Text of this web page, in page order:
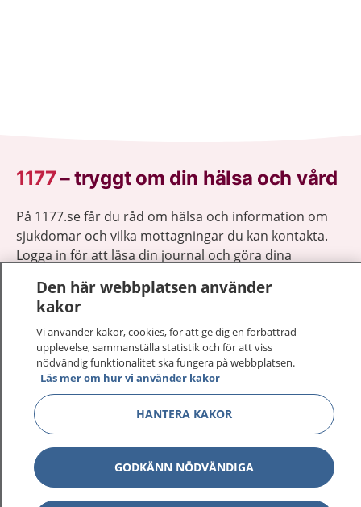
1177–tryggt om din hälsa och vård
På 1177.se får du råd om hälsa och information om
sjukdomar och vilka mottagningar du kan kontakta.
Logga in för att läsa din journal och göra dina
sjukvårdsrådgivning dygnet runt.
1177 ger dig råd när du vill må bättre.
1177 på flera språk Visa
Om 1177 Visa
Visa
Den här webbplatsen använder
kakor
Vi använder kakor, cookies, för att ge dig en förbättrad
upplevelse, sammanställa statistik och för att viss
nödvändig funktionalitet ska fungera på webbplatsen.
Läs mer om hur vi använder kakor
HANTERA KAKOR
GODKÄNN NÖDVÄNDIGA